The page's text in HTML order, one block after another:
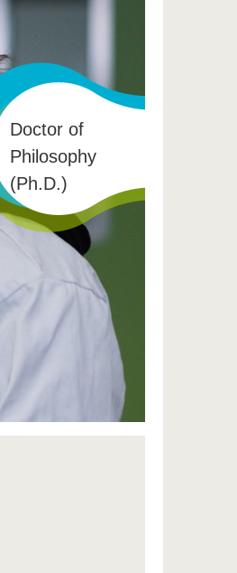
Doctor of
Philosophy
(Ph.D.)